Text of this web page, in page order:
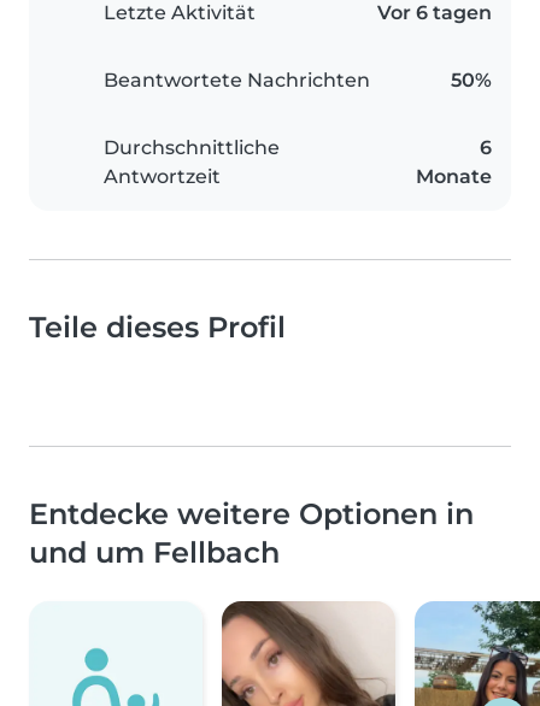
Letzte Aktivität Vor 6 tagen
Beantwortete Nachrichten 50%
Durchschnittliche
Antwortzeit
6
Monate
Teile dieses Profil
Entdecke weitere Optionen in
und um Fellbach